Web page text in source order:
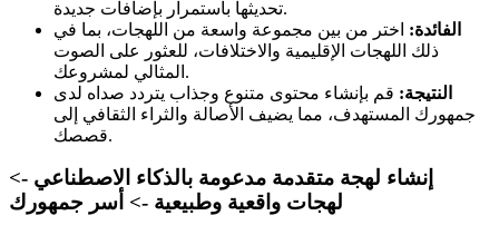
تحديثها باستمرار بإضافات جديدة.
الفائدة: اختر من بين مجموعة واسعة من اللهجات، بما في
ذلك اللهجات الإقليمية والاختلافات، للعثور على الصوت
المثالي لمشروعك.
النتيجة: قم بإنشاء محتوى متنوع وجذاب يتردد صداه لدى
جمهورك المستهدف، مما يضيف الأصالة والثراء الثقافي إلى
قصصك.
إنشاء لهجة متقدمة مدعومة بالذكاء الاصطناعي ->
لهجات واقعية وطبيعية -> أسر جمهورك